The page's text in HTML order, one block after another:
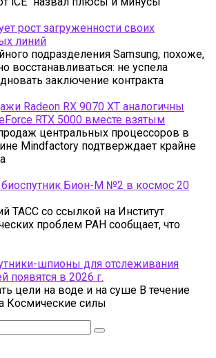
рост загруженности своих
линий
подразделения Samsung, похоже,
восстанавливаться: не успела
заключение контракта
Radeon RX 9070 XT аналогичны
RTX 5000 вместе взятым
продаж центральных процессоров в
Mindfactory подтверждает крайне
биоспутник Бион-М №2 в космос 20
ТАСС со ссылкой на Институт
проблем РАН сообщает, что
шпионы для отслеживания
появятся в 2026 г.
цели на воде и на суше В течение
Космические силы